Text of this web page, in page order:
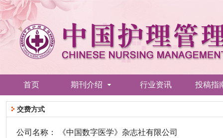
首页 期刊介绍 行业资讯 投稿指
交费方式
公司名称： 《中国数字医学》杂志社有限公司